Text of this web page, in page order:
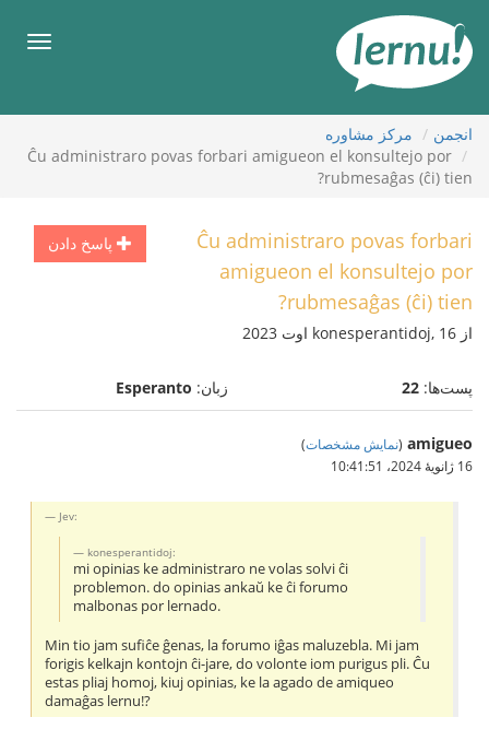
محتوا
انجمن
مركز مشاوره
Ĉu administraro povas forbari amigueon el konsultejo por
rubmesaĝas (ĉi) tien?
پاسخ دادن
Ĉu administraro povas forbari
amigueon el konsultejo por
rubmesaĝas (ĉi) tien?
از konesperantidoj, 16 اوت 2023
پست‌ها: 22 زبان: Esperanto
amigueo
(نمایش مشخصات)
16 ژانویهٔ 2024،‏ 10:41:51
Jev:
konesperantidoj:
mi opinias ke administraro ne volas solvi ĉi
problemon. do opinias ankaŭ ke ĉi forumo
malbonas por lernado.
Min tio jam sufiĉe ĝenas, la forumo iĝas maluzebla. Mi jam
forigis kelkajn kontojn ĉi-jare, do volonte iom purigus pli. Ĉu
estas pliaj homoj, kiuj opinias, ke la agado de amiqueo
damaĝas lernu!?